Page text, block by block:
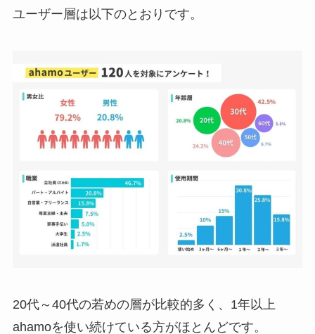
ユーザー層は以下のとおりです。
20代～40代の若めの層が比較的多く、1年以上
ahamoを使い続けている方がほとんどです。